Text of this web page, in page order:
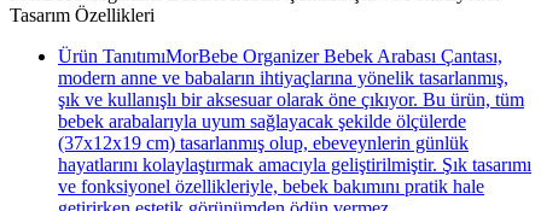
Tasarım Özellikleri
Ürün TanıtımıMorBebe Organizer Bebek Arabası Çantası,
modern anne ve babaların ihtiyaçlarına yönelik tasarlanmış,
şık ve kullanışlı bir aksesuar olarak öne çıkıyor. Bu ürün, tüm
bebek arabalarıyla uyum sağlayacak şekilde ölçülerde
(37x12x19 cm) tasarlanmış olup, ebeveynlerin günlük
hayatlarını kolaylaştırmak amacıyla geliştirilmiştir. Şık tasarımı
ve fonksiyonel özellikleriyle, bebek bakımını pratik hale